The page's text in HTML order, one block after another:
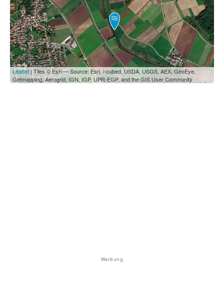
Leaflet| Tiles © Esri — Source: Esri, i-cubed, USDA, USGS, AEX, GeoEye,
Getmapping, Aerogrid, IGN, IGP, UPR-EGP, and the GIS User Community
Werbung